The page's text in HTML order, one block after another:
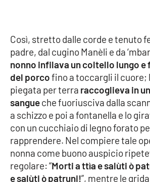
Così, stretto dalle corde e tenuto
padre, dal cugino Manèli e da
nonno infilava un coltello lungo e
del porcofino a toccargli il cuore;
piegata per terra raccoglieva in
sangueche fuoriusciva dalla
a schizzo e poi a fontanella e lo
con un cucchiaio di legno forato
rapprendere. Nel compiere tale
nonna come buono auspicio
regolare: “Morti a ttìa e salùti ò
e salùti ò patruni!”, mentre le